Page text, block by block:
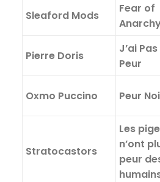
Sleaford Mods
Fear of
Pierre Doris
J’ai Pas
Peur
Oxmo Puccino Peur
Stratocastors
Les
n’ont
peur